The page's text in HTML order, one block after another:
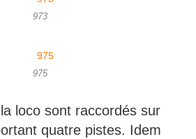
973
975
loco sont raccordés sur
quatre pistes. Idem